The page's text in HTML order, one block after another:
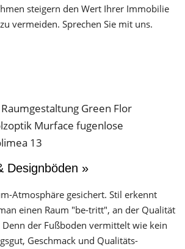
steigern den Wert Ihrer Immobilie
vermeiden. Sprechen Sie mit uns.
Designböden »
Atmosphäre gesichert. Stil erkennt
einen Raum "be-tritt", an der Qualität
Denn der Fuß­boden vermittelt wie kein
Geschmack und Qualitäts­